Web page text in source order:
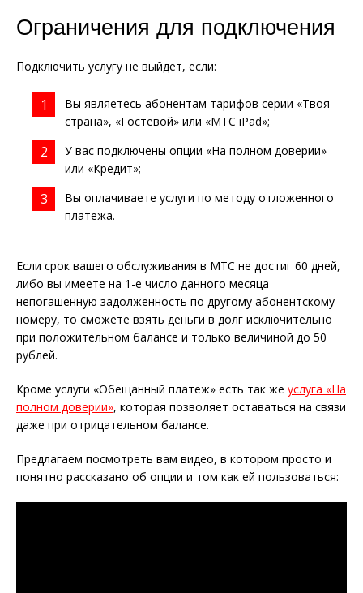
Ограничения для подключения
Подключить услугу не выйдет, если:
Вы являетесь абонентам тарифов серии «Твоя
страна», «Гостевой» или «МТС iPad»;
У вас подключены опции «На полном доверии»
или «Кредит»;
Вы оплачиваете услуги по методу отложенного
платежа.
Если срок вашего обслуживания в МТС не достиг 60 дней,
либо вы имеете на 1-е число данного месяца
непогашенную задолженность по другому абонентскому
номеру, то сможете взять деньги в долг исключительно
при положительном балансе и только величиной до 50
рублей.
Кроме услуги «Обещанный платеж» есть так же услуга «На
полном доверии», которая позволяет оставаться на связи
даже при отрицательном балансе.
Предлагаем посмотреть вам видео, в котором просто и
понятно рассказано об опции и том как ей пользоваться: